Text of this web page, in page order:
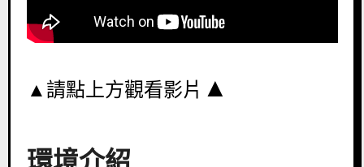
▲ 請點上方觀看影片 ▲